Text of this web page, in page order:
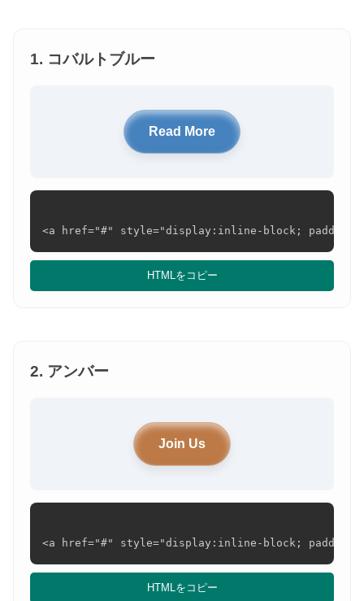
1. コバルトブルー
Read More
<a href="#" style="display:inline-block;
HTMLをコピー
2. アンバー
Join Us
<a href="#" style="display:inline-block;
HTMLをコピー